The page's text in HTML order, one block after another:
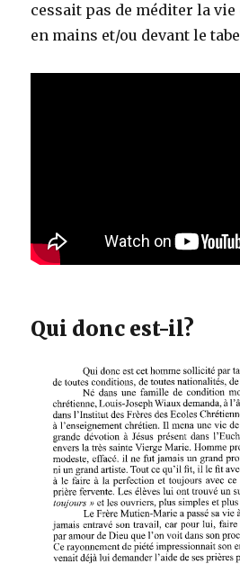
cessait pas de méditer la vie
en mains et/ou devant le
Qui donc est-il?